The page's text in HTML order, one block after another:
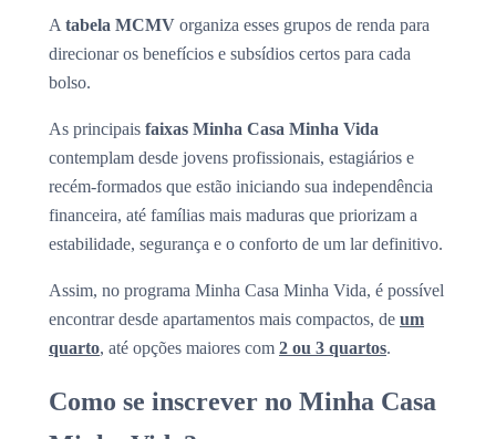
A tabela MCMV organiza esses grupos de renda para
direcionar os benefícios e subsídios certos para cada
bolso.
As principais faixas Minha Casa Minha Vida
contemplam desde jovens profissionais, estagiários e
recém-formados que estão iniciando sua independência
financeira, até famílias mais maduras que priorizam a
estabilidade, segurança e o conforto de um lar definitivo.
Assim, no programa Minha Casa Minha Vida, é possível
encontrar desde apartamentos mais compactos, de um
quarto, até opções maiores com 2 ou 3 quartos.
Como se inscrever no Minha Casa